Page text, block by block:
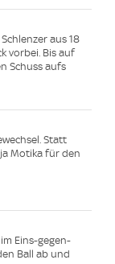
aus 18
vorbei. Bis auf
Schuss aufs
Statt
Motika für den
Eins-gegen-
Ball ab und